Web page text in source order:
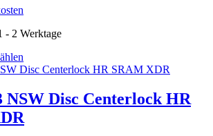
werden
- 2 Werktage
Produkt
mehrere
Varianten
NSW Disc Centerlock HR